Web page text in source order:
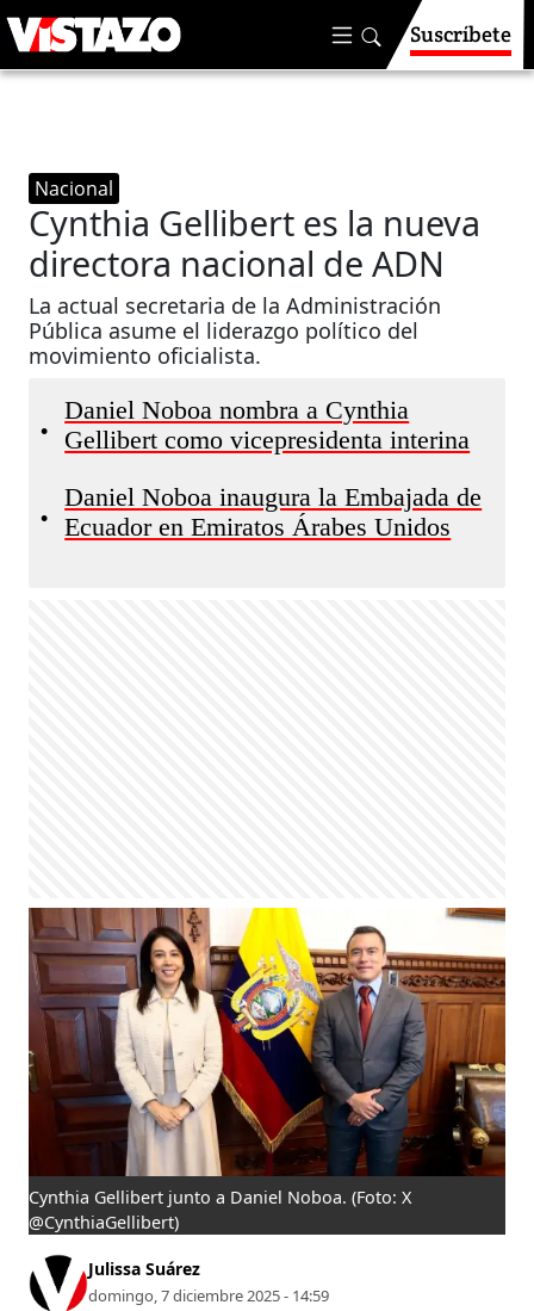
Suscríbete
Nacional
Cynthia Gellibert es la nueva
directora nacional de ADN
La actual secretaria de la Administración
Pública asume el liderazgo político del
movimiento oficialista.
•
Daniel Noboa nombra a Cynthia
Gellibert como vicepresidenta interina
•
Daniel Noboa inaugura la Embajada de
Ecuador en Emiratos Árabes Unidos
Cynthia Gellibert junto a Daniel Noboa.(Foto: X
@CynthiaGellibert)
Julissa Suárez
domingo, 7 diciembre 2025 - 14:59